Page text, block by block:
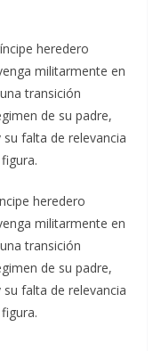
heredero
militarmente en
transición
de su padre,
falta de relevancia
heredero
militarmente en
transición
de su padre,
falta de relevancia